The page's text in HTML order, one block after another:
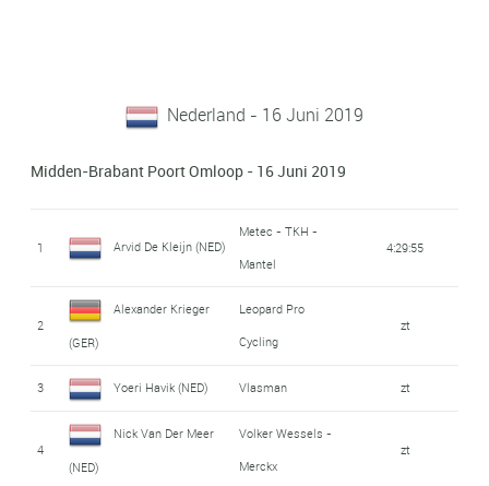
Nederland - 16 Juni 2019
Midden-Brabant Poort Omloop - 16 Juni 2019
1 Arvid De Kleijn (NED)
Metec - TKH -
Mantel
4:29:55
2
Alexander Krieger
(GER)
Leopard Pro
Cycling
zt
3 Yoeri Havik (NED) Vlasman zt
4
Nick Van Der Meer
(NED)
Volker Wessels -
Merckx
zt